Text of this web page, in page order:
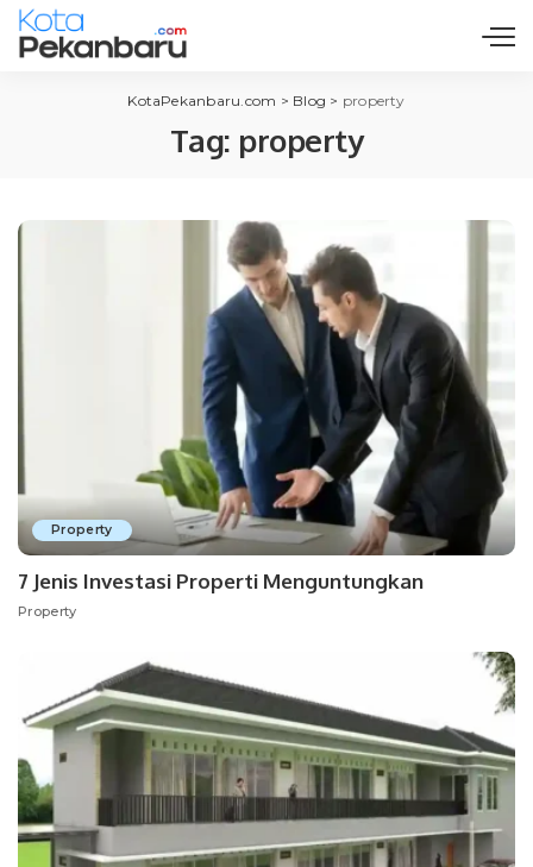
KotaPekanbaru.com > Blog > property
Tag: property
Property
7 Jenis Investasi Properti Menguntungkan
Property